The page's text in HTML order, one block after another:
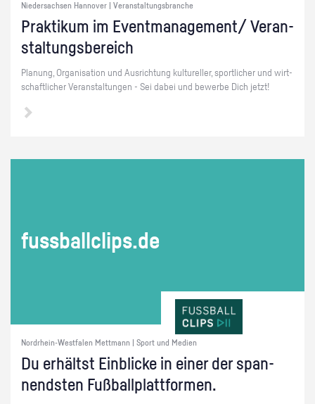
Niedersachsen Hannover | Veranstaltungsbranche
Prak­ti­kum im Event­ma­nage­ment/ Ver­an­
stal­tungs­be­reich
Pla­nung, Or­ga­ni­sa­ti­on und Aus­rich­tung kul­tu­rel­ler, sport­li­cher und wirt­
schaft­li­cher Ver­an­stal­tun­gen - Sei dabei und be­wer­be Dich jetzt!
fuss­ball­clips.de
Nordrhein-Westfalen Mettmann | Sport und Medien
Du er­hältst Ein­bli­cke in einer der span­
nends­ten Fuß­ball­platt­for­men.